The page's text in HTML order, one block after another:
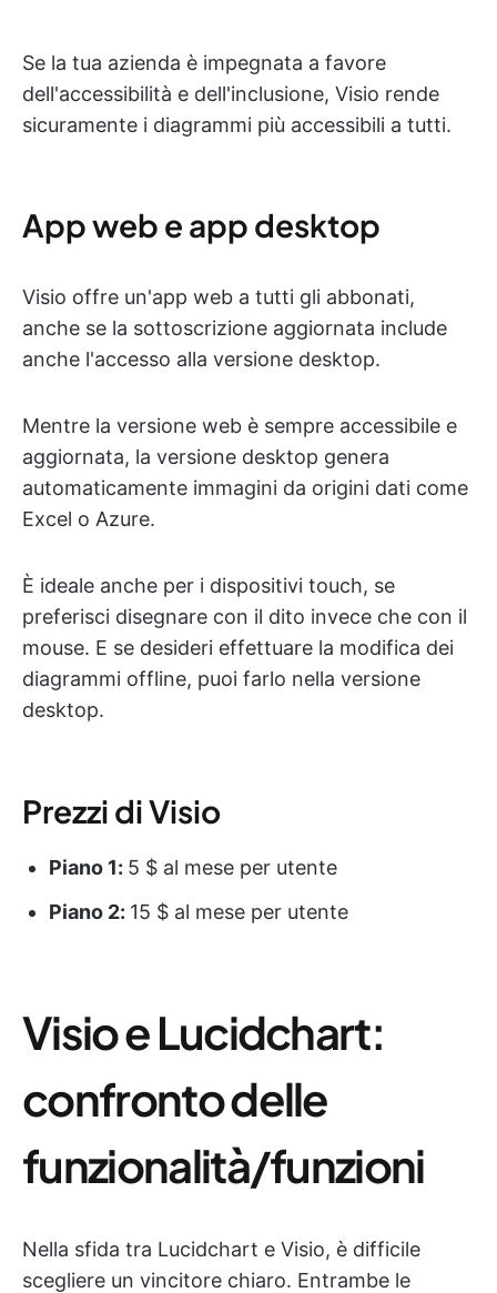
Se la tua azienda è impegnata a favore
dell'accessibilità e dell'inclusione, Visio rende
sicuramente i diagrammi più accessibili a tutti.
App web e app desktop
Visio offre un'app web a tutti gli abbonati,
anche se la sottoscrizione aggiornata include
anche l'accesso alla versione desktop.
Mentre la versione web è sempre accessibile e
aggiornata, la versione desktop genera
automaticamente immagini da origini dati come
Excel o Azure.
È ideale anche per i dispositivi touch, se
preferisci disegnare con il dito invece che con il
mouse. E se desideri effettuare la modifica dei
diagrammi offline, puoi farlo nella versione
desktop.
Prezzi di Visio
Piano 1: 5 $ al mese per utente
Piano 2: 15 $ al mese per utente
Visio e Lucidchart:
confronto delle
funzionalità/funzioni
Nella sfida tra Lucidchart e Visio, è difficile
scegliere un vincitore chiaro. Entrambe le